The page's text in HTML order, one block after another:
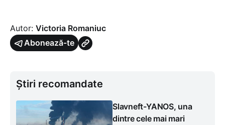
Autor: Victoria Romaniuc
Abonează-te
Știri recomandate
Slavneft-YANOS, una
dintre cele mai mari